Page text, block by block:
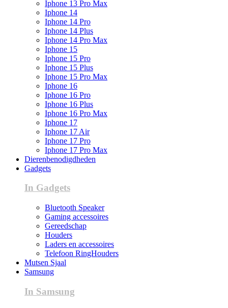
Iphone 13 Pro Max
Iphone 14
Iphone 14 Pro
Iphone 14 Plus
Iphone 14 Pro Max
Iphone 15
Iphone 15 Pro
Iphone 15 Plus
Iphone 15 Pro Max
Iphone 16
Iphone 16 Pro
Iphone 16 Plus
Iphone 16 Pro Max
Iphone 17
Iphone 17 Air
Iphone 17 Pro
Iphone 17 Pro Max
Dierenbenodigdheden
Gadgets
In Gadgets
Bluetooth Speaker
Gaming accessoires
Gereedschap
Houders
Laders en accessoires
Telefoon RingHouders
Mutsen Sjaal
Samsung
In Samsung